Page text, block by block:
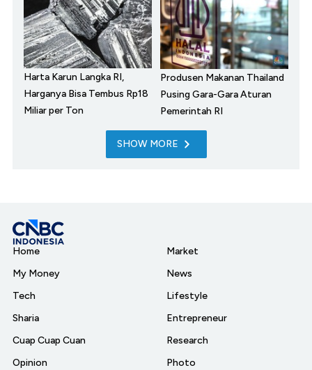
Harta Karun Langka RI,
Harganya Bisa Tembus Rp18
Miliar per Ton
Produsen Makanan Thailand
Pusing Gara-Gara Aturan
Pemerintah RI
SHOW MORE
Home
My Money
Tech
Sharia
Cuap Cuap Cuan
Opinion
Market
News
Lifestyle
Entrepreneur
Research
Photo